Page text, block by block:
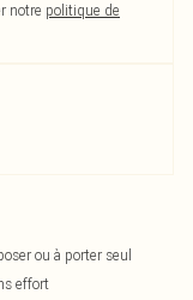
notre politique de
ou à porter seul
effort